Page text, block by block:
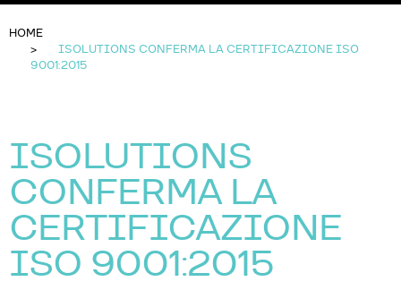
HOME
ISOLUTIONS CONFERMA LA CERTIFICAZIONE ISO
9001:2015
ISOLUTIONS
CONFERMA LA
CERTIFICAZIONE
ISO 9001:2015